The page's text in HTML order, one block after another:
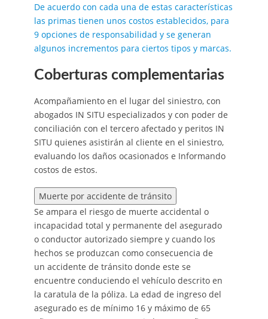
De acuerdo con cada una de estas características
las primas tienen unos costos establecidos, para
9 opciones de responsabilidad y se generan
algunos incrementos para ciertos tipos y marcas.
Coberturas complementarias
Acompañamiento en el lugar del siniestro, con
abogados IN SITU especializados y con poder de
conciliación con el tercero afectado y peritos IN
SITU quienes asistirán al cliente en el siniestro,
evaluando los daños ocasionados e Informando
costos de estos.
Muerte por accidente de tránsito
Se ampara el riesgo de muerte accidental o
incapacidad total y permanente del asegurado
o conductor autorizado siempre y cuando los
hechos se produzcan como consecuencia de
un accidente de tránsito donde este se
encuentre conduciendo el vehículo descrito en
la caratula de la póliza. La edad de ingreso del
asegurado es de mínimo 16 y máximo de 65